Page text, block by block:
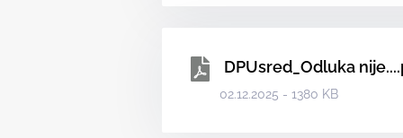
DPUsred_Odluka
02.12.2025 - 1380 KB